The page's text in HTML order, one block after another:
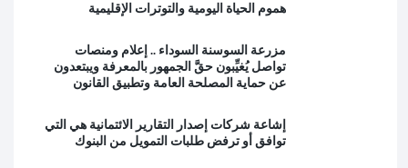
هموم الحياة اليومية والتوترات الإقليمية
مزرعة السوسنة السوداء .. إعلام ومنصات
تواصل يُغيِّبون حقَّ الجمهور بالمعرفة ويبتعدون
عن حماية المصلحة العامة وتطبيق القانون
إشاعة شركات إصدار التقارير الائتمانية هي التي
توافق أو ترفض طلبات التمويل من البنوك